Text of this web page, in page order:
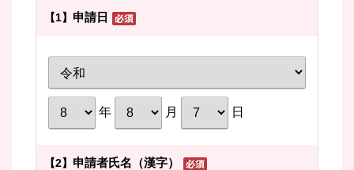
【1】 申請日
年 月 日
【2】 申請者氏名（漢字）